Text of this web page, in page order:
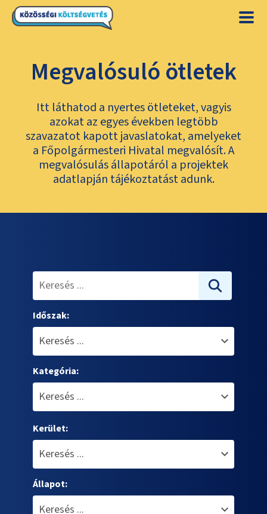
Megvalósuló ötletek
Itt láthatod a nyertes ötleteket, vagyis
azokat az egyes években legtöbb
szavazatot kapott javaslatokat, amelyeket
a Főpolgármesteri Hivatal megvalósít. A
megvalósulás állapotáról a projektek
adatlapján tájékoztatást adunk.
Időszak:
Kategória:
Kerület:
Állapot: